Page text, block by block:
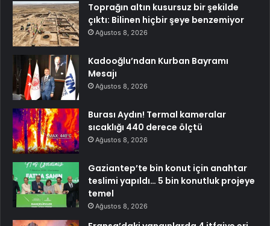
Toprağın altın kusursuz bir şekilde
çıktı: Bilinen hiçbir şeye benzemiyor
Ağustos 8, 2026
Kadooğlu’ndan Kurban Bayramı
Mesajı
Ağustos 8, 2026
Burası Aydın! Termal kameralar
sıcaklığı 440 derece ölçtü
Ağustos 8, 2026
Gaziantep’te bin konut için anahtar
teslimi yapıldı… 5 bin konutluk projeye
temel
Ağustos 8, 2026